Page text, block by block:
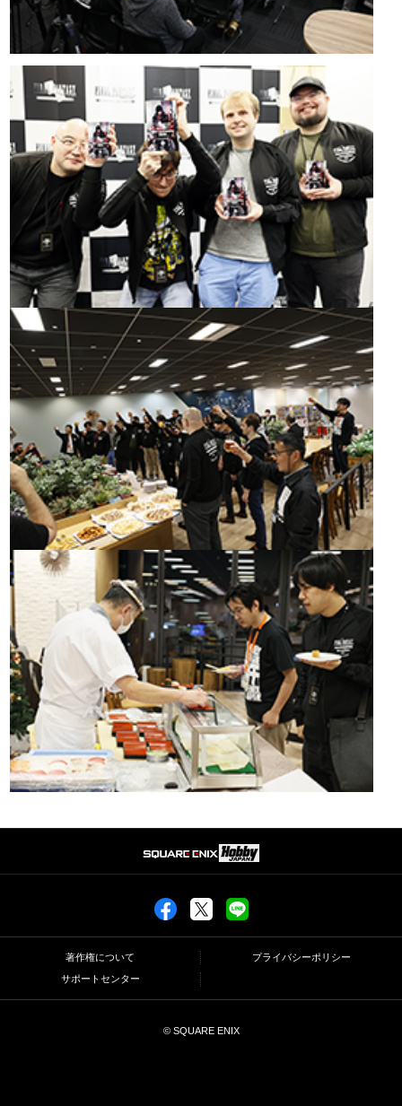
著作権について プライバシーポリシー
サポートセンター
© SQUARE ENIX